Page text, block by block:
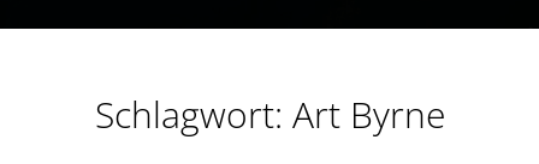
Schlagwort: Art Byrne